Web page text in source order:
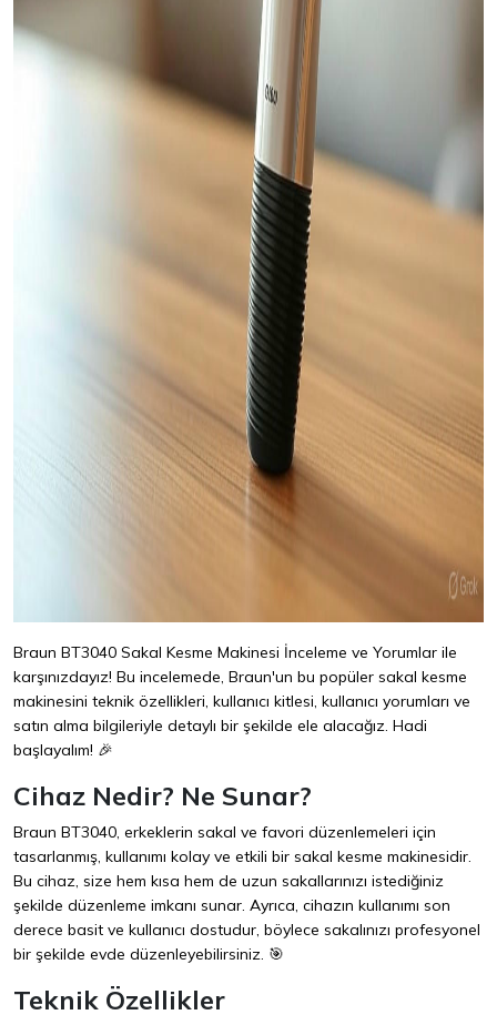
Braun BT3040 Sakal Kesme Makinesi İnceleme ve Yorumlar ile
karşınızdayız! Bu incelemede, Braun'un bu popüler sakal kesme
makinesini teknik özellikleri, kullanıcı kitlesi, kullanıcı yorumları ve
satın alma bilgileriyle detaylı bir şekilde ele alacağız. Hadi
başlayalım! 🎉
Cihaz Nedir? Ne Sunar?
Braun BT3040, erkeklerin sakal ve favori düzenlemeleri için
tasarlanmış, kullanımı kolay ve etkili bir sakal kesme makinesidir.
Bu cihaz, size hem kısa hem de uzun sakallarınızı istediğiniz
şekilde düzenleme imkanı sunar. Ayrıca, cihazın kullanımı son
derece basit ve kullanıcı dostudur, böylece sakalınızı profesyonel
bir şekilde evde düzenleyebilirsiniz. 🎯
Teknik Özellikler